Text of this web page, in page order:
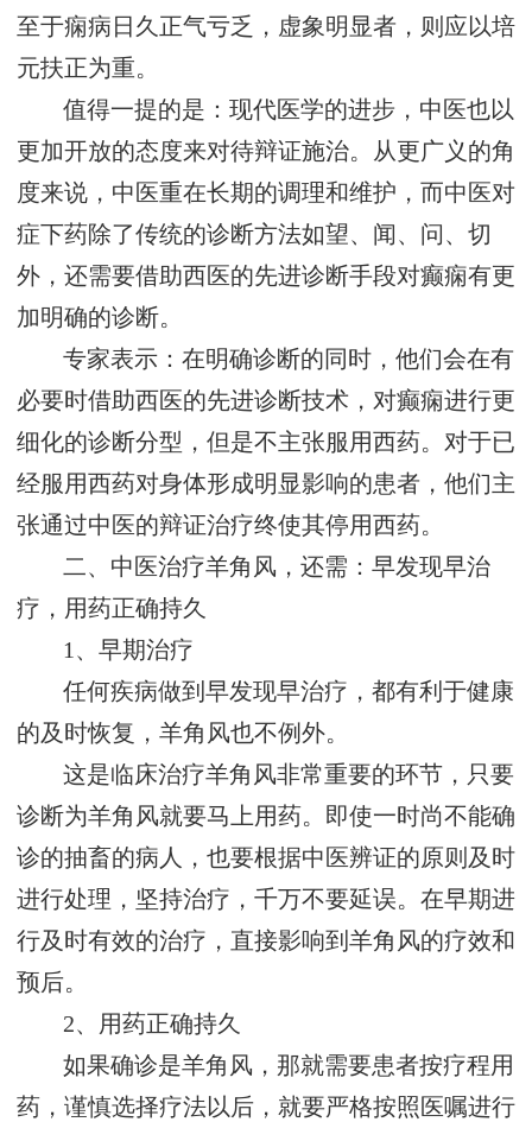
至于痫病日久正气亏乏，虚象明显者，则应以培
元扶正为重。
值得一提的是：现代医学的进步，中医也以
更加开放的态度来对待辩证施治。从更广义的角
度来说，中医重在长期的调理和维护，而中医对
症下药除了传统的诊断方法如望、闻、问、切
外，还需要借助西医的先进诊断手段对癫痫有更
加明确的诊断。
专家表示：在明确诊断的同时，他们会在有
必要时借助西医的先进诊断技术，对癫痫进行更
细化的诊断分型，但是不主张服用西药。对于已
经服用西药对身体形成明显影响的患者，他们主
张通过中医的辩证治疗终使其停用西药。
二、中医治疗羊角风，还需：早发现早治
疗，用药正确持久
1、早期治疗
任何疾病做到早发现早治疗，都有利于健康
的及时恢复，羊角风也不例外。
这是临床治疗羊角风非常重要的环节，只要
诊断为羊角风就要马上用药。即使一时尚不能确
诊的抽畜的病人，也要根据中医辨证的原则及时
进行处理，坚持治疗，千万不要延误。在早期进
行及时有效的治疗，直接影响到羊角风的疗效和
预后。
2、用药正确持久
如果确诊是羊角风，那就需要患者按疗程用
药，谨慎选择疗法以后，就要严格按照医嘱进行